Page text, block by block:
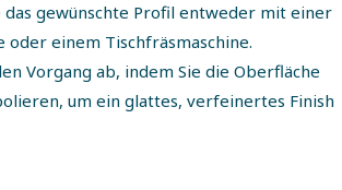
das gewünschte Profil entweder mit einer
oder einem Tischfräsmaschine.
Vorgang ab, indem Sie die Oberfläche
um ein glattes, verfeinertes Finish